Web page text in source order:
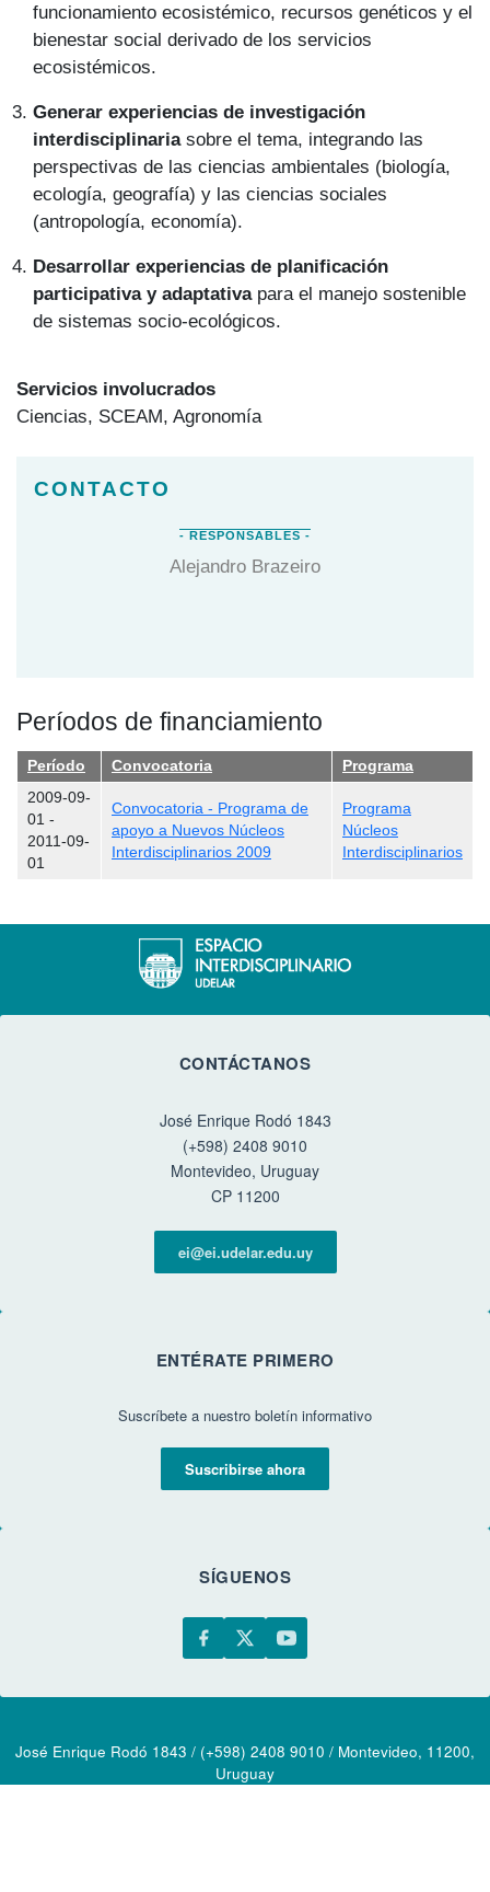
funcionamiento ecosistémico, recursos genéticos y el
bienestar social derivado de los servicios
ecosistémicos.
Generar experiencias de investigación
interdisciplinariasobre el tema, integrando las
perspectivas de las ciencias ambientales (biología,
ecología, geografía) y las ciencias sociales
(antropología, economía).
Desarrollar experiencias de planificación
participativa y adaptativapara el manejo sostenible
de sistemas socio-ecológicos.
Servicios involucrados
Ciencias, SCEAM, Agronomía
Alejandro Brazeiro
Períodos de financiamiento
Período Convocatoria
Programa
2009-09-
01 -
2011-09-
01
Convocatoria - Programa de
apoyo a Nuevos Núcleos
Interdisciplinarios 2009
Programa
Núcleos
Interdisciplinarios
CONTÁCTANOS
José Enrique Rodó 1843
(+598) 2408 9010
Montevideo, Uruguay
CP 11200
ei@ei.udelar.edu.uy
ENTÉRATE PRIMERO
Suscríbete a nuestro boletín informativo
Suscribirse ahora
SÍGUENOS
José Enrique Rodó 1843 / (+598) 2408 9010 / Montevideo, 11200,
Uruguay